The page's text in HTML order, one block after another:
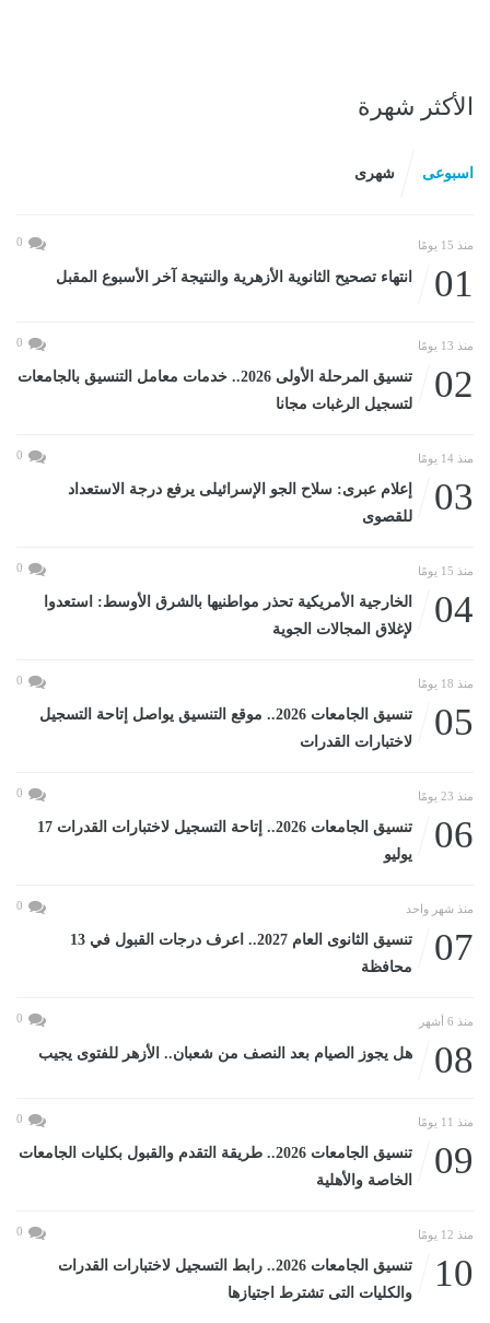
الأكثر شهرة
اسبوعى شهرى
منذ 15 يومًا 0
01 انتهاء تصحيح الثانوية الأزهرية والنتيجة آخر الأسبوع المقبل
منذ 13 يومًا 0
02
تنسيق المرحلة الأولى 2026.. خدمات معامل التنسيق بالجامعات
لتسجيل الرغبات مجانا
منذ 14 يومًا 0
03
إعلام عبرى: سلاح الجو الإسرائيلى يرفع درجة الاستعداد
للقصوى
منذ 15 يومًا 0
04
الخارجية الأمريكية تحذر مواطنيها بالشرق الأوسط: استعدوا
لإغلاق المجالات الجوية
منذ 18 يومًا 0
05
تنسيق الجامعات 2026.. موقع التنسيق يواصل إتاحة التسجيل
لاختبارات القدرات
منذ 23 يومًا 0
06
تنسيق الجامعات 2026.. إتاحة التسجيل لاختبارات القدرات 17
يوليو
منذ شهر واحد 0
07
تنسيق الثانوى العام 2027.. اعرف درجات القبول في 13
محافظة
منذ 6 أشهر 0
08 هل يجوز الصيام بعد النصف من شعبان.. الأزهر للفتوى يجيب
منذ 11 يومًا 0
09
تنسيق الجامعات 2026.. طريقة التقدم والقبول بكليات الجامعات
الخاصة والأهلية
منذ 12 يومًا 0
10
تنسيق الجامعات 2026.. رابط التسجيل لاختبارات القدرات
والكليات التى تشترط اجتيازها